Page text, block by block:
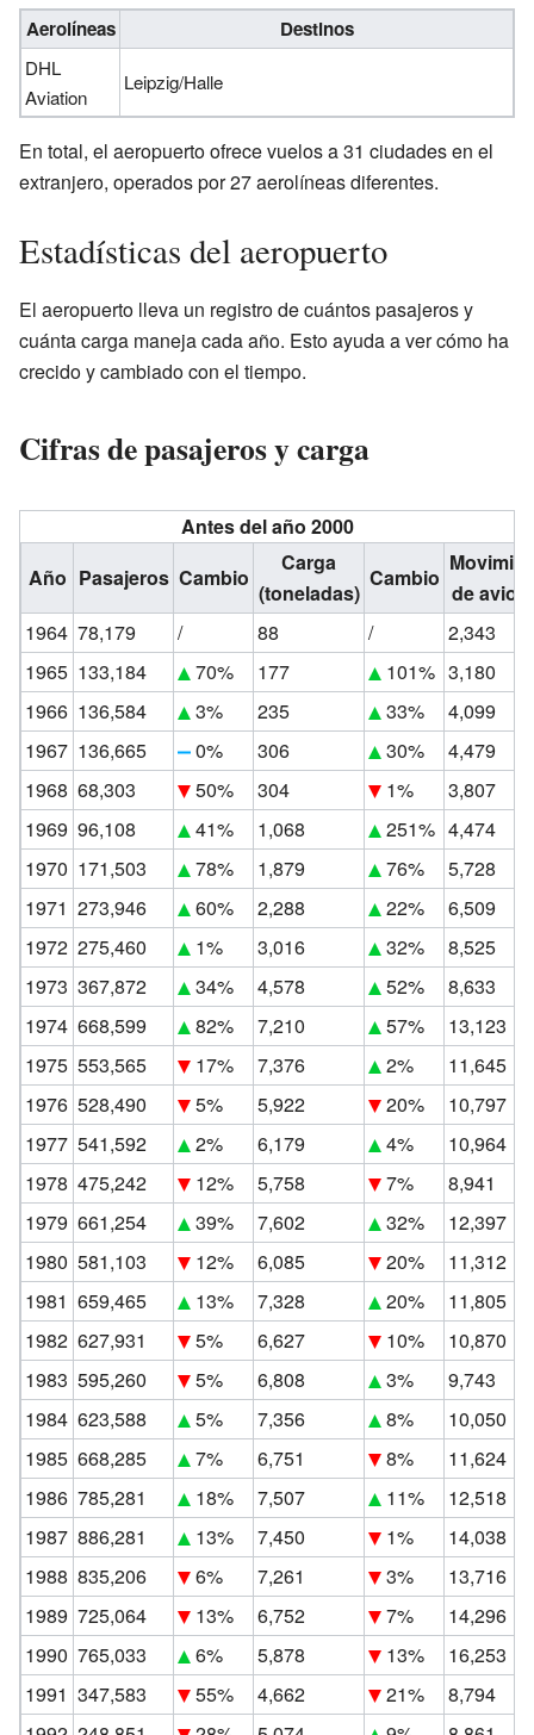
Aerolíneas Destinos
DHL
Aviation
Leipzig/Halle
En total, el aeropuerto ofrece vuelos a 31 ciudades en el
extranjero, operados por 27 aerolíneas diferentes.
Estadísticas del aeropuerto
El aeropuerto lleva un registro de cuántos pasajeros y
cuánta carga maneja cada año. Esto ayuda a ver cómo ha
crecido y cambiado con el tiempo.
Cifras de pasajeros y carga
Antes del año 2000
Año Pasajeros Cambio
Carga
(toneladas)
Cambio
de
1964 78,179 / 88 /
2,343
1965 133,184 70% 177 101% 3,180
1966 136,584 3% 235 33%
4,099
1967 136,665 0% 306 30%
4,479
1968 68,303 50% 304 1%
3,807
1969 96,108 41% 1,068 251% 4,474
1970 171,503 78% 1,879 76%
5,728
1971 273,946 60% 2,288 22%
6,509
1972 275,460 1% 3,016 32%
8,525
1973 367,872 34% 4,578 52%
8,633
1974 668,599 82% 7,210 57%
13,123
1975 553,565 17% 7,376 2%
11,645
1976 528,490 5% 5,922 20%
10,797
1977 541,592 2% 6,179 4%
10,964
1978 475,242 12% 5,758 7%
8,941
1979 661,254 39% 7,602 32%
12,397
1980 581,103 12% 6,085 20%
11,312
1981 659,465 13% 7,328 20%
11,805
1982 627,931 5% 6,627 10%
10,870
1983 595,260 5% 6,808 3%
9,743
1984 623,588 5% 7,356 8%
10,050
1985 668,285 7% 6,751 8%
11,624
1986 785,281 18% 7,507 11%
12,518
1987 886,281 13% 7,450 1%
14,038
1988 835,206 6% 7,261 3%
13,716
1989 725,064 13% 6,752 7%
14,296
1990 765,033 6% 5,878 13%
16,253
1991 347,583 55% 4,662 21%
8,794